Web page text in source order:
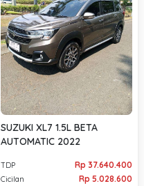
SUZUKI XL7 1.5L BETA
AUTOMATIC 2022
TDP Rp 37.640.400
Cicilan
Rp 5.028.600